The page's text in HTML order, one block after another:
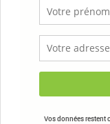
Vos données restent